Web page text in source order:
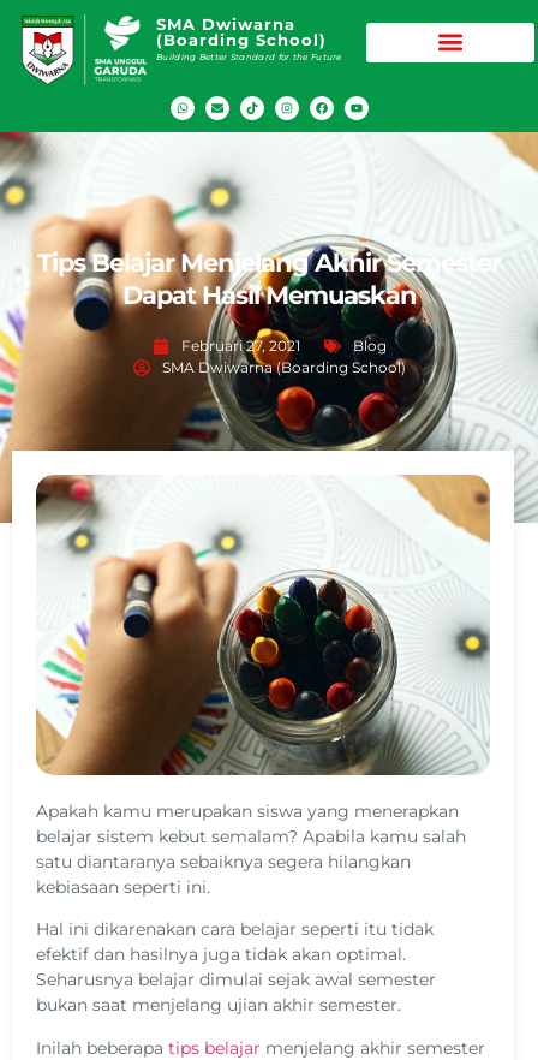
SMA Dwiwarna
(Boarding School)
Building Better Standard for the Future
Tips Belajar Menjelang Akhir Semester
Dapat Hasil Memuaskan
Februari 27, 2021
Blog
SMA Dwiwarna (Boarding School)
Apakah kamu merupakan siswa yang menerapkan
belajar sistem kebut semalam? Apabila kamu salah
satu diantaranya sebaiknya segera hilangkan
kebiasaan seperti ini.
Hal ini dikarenakan cara belajar seperti itu tidak
efektif dan hasilnya juga tidak akan optimal.
Seharusnya belajar dimulai sejak awal semester
bukan saat menjelang ujian akhir semester.
Inilah beberapa tips belajar menjelang akhir semester